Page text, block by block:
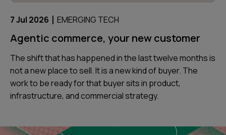
7 Jul 2026 | EMERGING TECH
Agentic commerce, your new customer
The shift that has happened in the last twelve months is
not a new place to sell. It is a new kind of buyer. The
work to be ready for that buyer sits in product,
infrastructure, and commercial strategy.